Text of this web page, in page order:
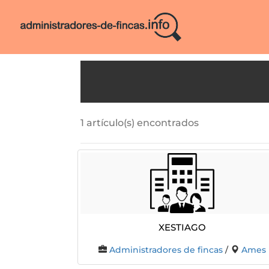
1 artículo(s) encontrados
Xestiago
Administradores de fincas / Ames